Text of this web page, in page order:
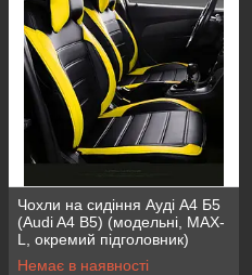
Чохли на сидіння Ауді А4 Б5
(Audi A4 B5) (модельні, MAX-
L, окремий підголовник)
Жовтий
Немає в наявності